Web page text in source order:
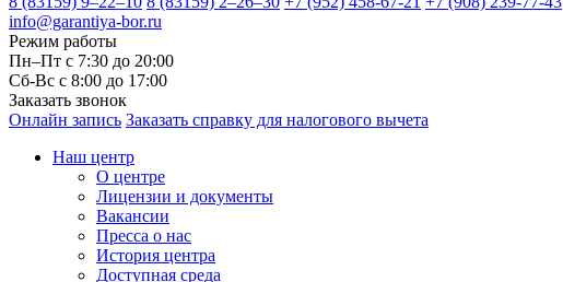
info@garantiya-bor.ru
Режим работы
Пн–Пт с 7:30 до 20:00
Cб-Вс с 8:00 до 17:00
Заказать звонок
Онлайн запись Заказать справку для налогового вычета
Наш центр
О центре
Лицензии и документы
Вакансии
Пресса о нас
История центра
Доступная среда